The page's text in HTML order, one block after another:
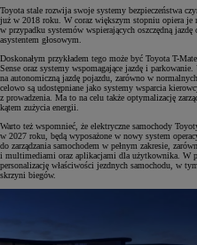
Toyota stale rozwija swoje systemy bezpieczeństwa
już w 2018 roku. W coraz większym stopniu opiera je
w przypadku systemów wspierających oszczędną
asystentem głosowym.
Doskonałym przykładem tego może być Toyota T-
Sense oraz systemy wspomagające jazdę i
na autonomiczną jazdę pojazdu, zarówno w
celowo są udostępniane jako systemy wsparcia
z prowadzenia. Ma to na celu także optymalizację
kątem zużycia energii.
Warto też wspomnieć, że elektryczne samochody
w 2027 roku, będą wyposażone w nowy system
do zarządzania samochodem w pełnym zakresie,
i multimediami oraz aplikacjami dla użytkownika. W
personalizację właściwości jezdnych samochodu, w
skrzyni biegów.